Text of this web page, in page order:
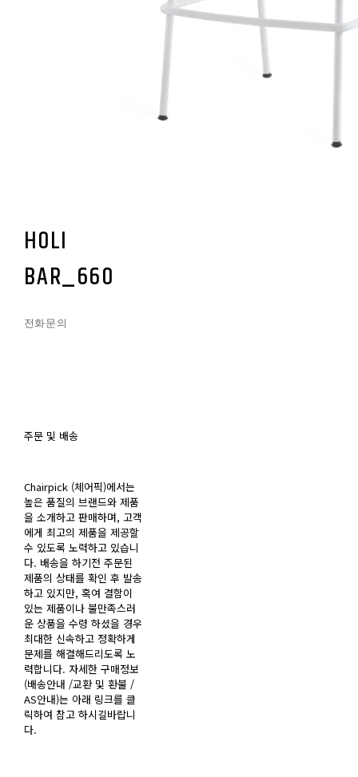
HOLI
BAR_660
전화문의
주문 및 배송
Chairpick (체어픽)에서는
높은 품질의 브랜드와 제품
을 소개하고 판매하며, 고객
에게 최고의 제품을 제공할
수 있도록 노력하고 있습니
다. 배송을 하기전 주문된
제품의 상태를 확인 후 발송
하고 있지만, 혹여 결함이
있는 제품이나 불만족스러
운 상품을 수령 하셨을 경우
최대한 신속하고 정확하게
문제를 해결해드리도록 노
력합니다. 자세한 구매정보
(배송안내 /교환 및 환불 /
AS안내)는 아래 링크를 클
릭하여 참고 하시길바랍니
다.